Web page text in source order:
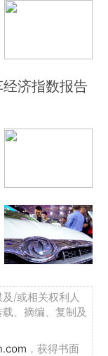
济指数报告
/或相关权利人
、摘编、复制及
，获得书面